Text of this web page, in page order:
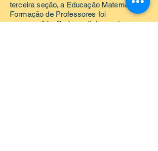
terceira seção, a Educação Matemática e
Formação de Professores foi
empreendida. Cada capítulo revela um